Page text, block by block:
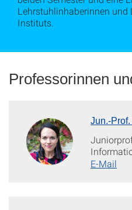
Lehrstuhlinhaberinnen und
Instituts.
Professorinnen
Jun.-
E-Mail